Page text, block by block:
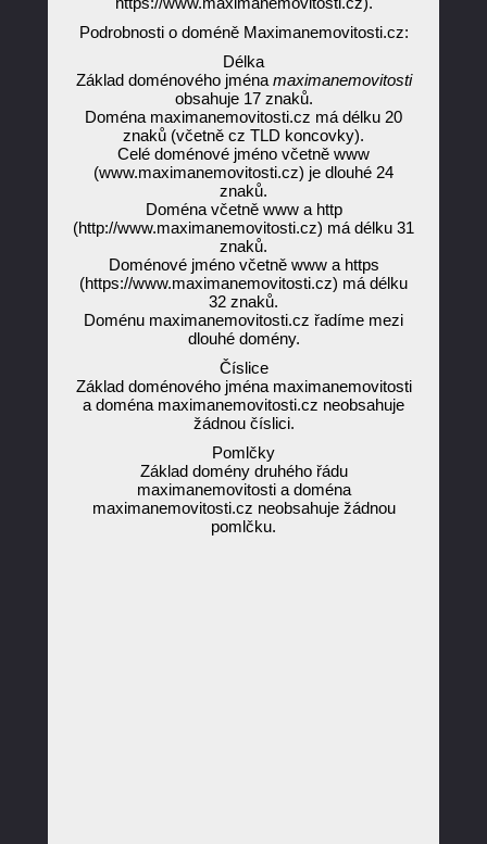
Podrobnosti o doméně Maximanemovitosti.cz:
Délka
Základ doménového jména maximanemovitosti
obsahuje 17 znaků.
Doména maximanemovitosti.cz má délku 20
znaků (včetně cz TLD koncovky).
Celé doménové jméno včetně www
(www.maximanemovitosti.cz) je dlouhé 24
znaků.
Doména včetně www a http
(http://www.maximanemovitosti.cz) má délku 31
znaků.
Doménové jméno včetně www a https
(https://www.maximanemovitosti.cz) má délku
32 znaků.
Doménu maximanemovitosti.cz řadíme mezi
dlouhé domény.
Číslice
Základ doménového jména maximanemovitosti
a doména maximanemovitosti.cz neobsahuje
žádnou číslici.
Pomlčky
Základ domény druhého řádu
maximanemovitosti a doména
maximanemovitosti.cz neobsahuje žádnou
pomlčku.